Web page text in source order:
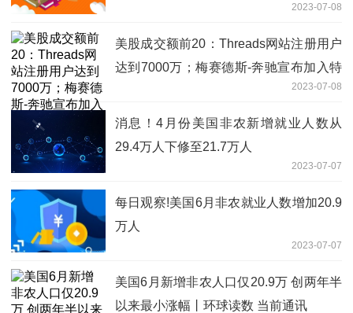
2023-07-08
美股成交额前20：Threads网站注册用户
达到7000万；梅赛德斯-奔驰宣布加入特
斯拉的北美超级充电网络 今日讯2023-07-08
消息！4月份美国非农新增就业人数从
29.4万人下修至21.7万人
2023-07-07
每日观察!美国6月非农就业人数增加20.9
万人
2023-07-07
美国6月新增非农人口仅20.9万 创两年半
以来最小涨幅丨环球读数 当前通讯